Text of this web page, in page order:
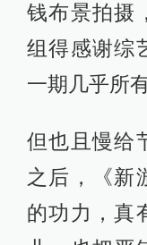
钱布景拍摄
组得感谢综
一期几乎所
但也且慢给
之后，《新
的功力，真